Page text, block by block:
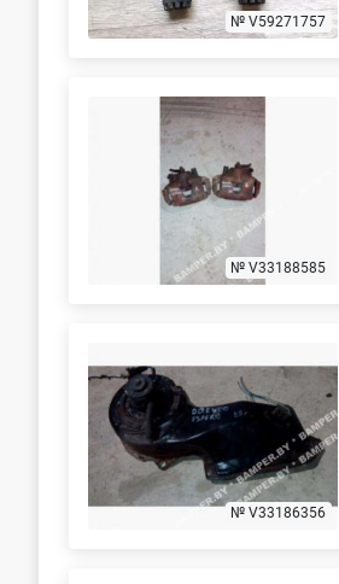
№ V59271757
№ V33188585
№ V33186356